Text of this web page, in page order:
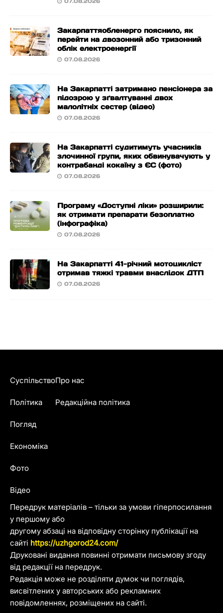
Закарпаттяобленерго пояснило, як
перейти на двозонний або тризонний
облік електроенергії
07.08.2026
На Закарпатті затримано пенсіонера за
підозрою у зґвалтуванні двох
малолітніх сестер (відео)
07.08.2026
На Закарпатті судитимуть учасників
злочинної групи, яких обвинувачують у
контрабанді кокаїну з ЄС (фото)
07.08.2026
Програму «Доступні ліки» розширили:
як отримати препарати безоплатно
(інфографіка)
07.08.2026
На Закарпатті 41-річний мотоцикліст
отримав тяжкі травми внаслідок ДТП
07.08.2026
Передрук матеріалів – тільки за умови гіперпосилання
у першому або
другому абзаці на відповідну сторінку публікації на
сайті https://uzhgorod24.com/
Друковані видання повинні отримати письмову згоду
від редакції на передрук.
Редакція може не розділяти думок чи поглядів,
висвітлених у авторських або рекламних
повідомленнях, розміщених на сайті.
Суспільство
Політика
Погляд
Економіка
Фото
Відео
Про нас
Редакційна політика